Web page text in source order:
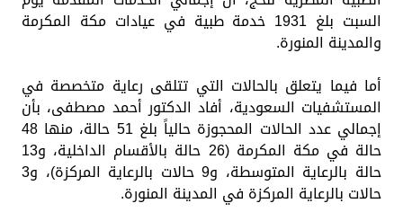
السبت بلغ 1931 خدمة طبية في عيادات مكة المكرمة
والمدينة المنورة.
أما فيما يتعلق بالحالات التي تتلقى رعاية متخصصة في
المستشفيات السعودية، أفاد الدكتور أحمد مصطفى، بأن
إجمالي عدد الحالات المحجوزة حالياً بلغ 51 حالة، منها 48
حالة في مكة المكرمة (26 حالة بالأقسام الداخلية، و13
حالة بالرعاية المتوسطة، و9 حالات بالرعاية المركزة)، و3
حالات بالرعاية المركزة في المدينة المنورة.